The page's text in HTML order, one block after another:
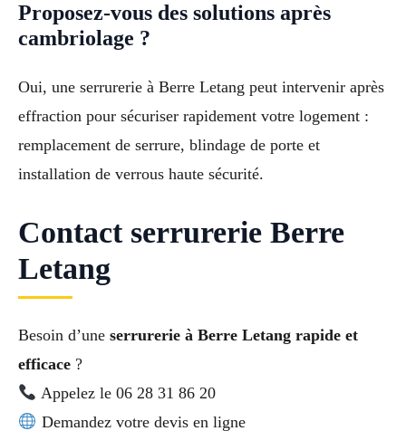
Proposez-vous des solutions après
cambriolage ?
Oui, une serrurerie à Berre Letang peut intervenir après
effraction pour sécuriser rapidement votre logement :
remplacement de serrure, blindage de porte et
installation de verrous haute sécurité.
Contact serrurerie Berre
Letang
Besoin d’une serrurerie à Berre Letang rapide et
efficace ?
Appelez le 06 28 31 86 20
Demandez votre devis en ligne